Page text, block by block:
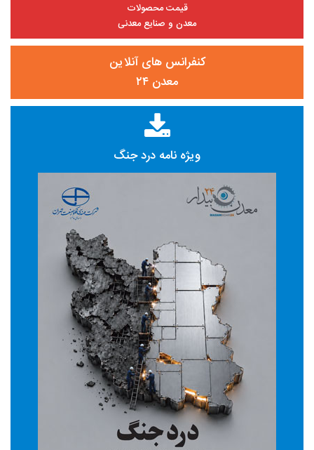
قیمت محصولات
معدن و صنایع معدنی
کنفرانس های آنلاین
معدن ۲۴
ویژه نامه درد جنگ